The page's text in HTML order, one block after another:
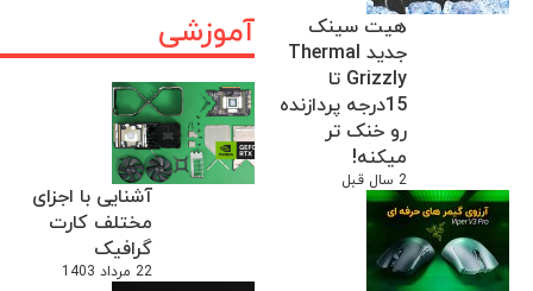
آموزشی
آشنایی با اجزای
مختلف کارت
گرافیک
22 مرداد 1403
هیت سینک
جدید Thermal
Grizzly تا
15درجه پردازنده
رو خنک تر
میکنه!
2 سال قبل